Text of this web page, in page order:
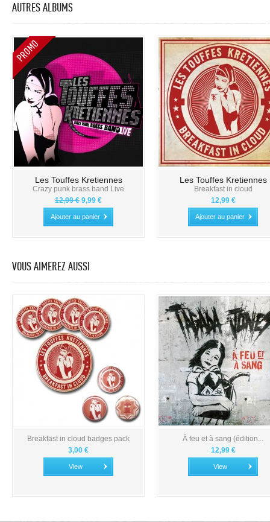
AUTRES ALBUMS
Les Touffes Kretiennes
Crazy punk brass band Live
12,99 € 9,99 €
Ajouter au panier
Les Touffes Kretiennes
Breakfast in cloud
12,99 €
Ajouter au panier
VOUS AIMEREZ AUSSI
Breakfast in cloud badges pack
3,00 €
View
À feu et à sang (édition...
12,99 €
View